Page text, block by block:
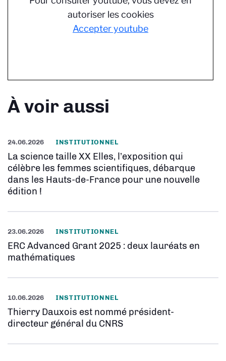
autoriser les cookies
Accepter youtube
À voir aussi
24.06.2026 INSTITUTIONNEL
La science taille XX Elles, l’exposition qui
célèbre les femmes scientifiques, débarque
dans les Hauts-de-France pour une nouvelle
édition !
23.06.2026 INSTITUTIONNEL
ERC Advanced Grant 2025 : deux lauréats en
mathématiques
10.06.2026 INSTITUTIONNEL
Thierry Dauxois est nommé président-
directeur général du CNRS